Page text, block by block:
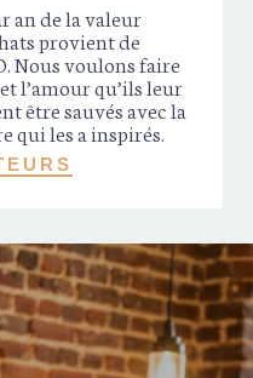
an de la valeur
provient de
Nous voulons faire
l’amour qu’ils leur
être sauvés avec la
les a inspirés.